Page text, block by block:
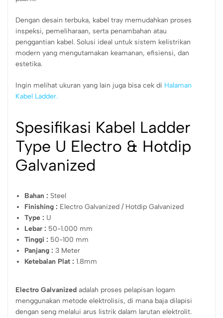
Dengan desain terbuka, kabel tray memudahkan proses
inspeksi, pemeliharaan, serta penambahan atau
penggantian kabel. Solusi ideal untuk sistem kelistrikan
modern yang mengutamakan keamanan, efisiensi, dan
estetika.
Ingin melihat ukuran yang lain juga bisa cek di Halaman
Kabel Ladder.
Spesifikasi Kabel Ladder
Type U Electro & Hotdip
Galvanized
Bahan : Steel
Finishing : Electro Galvanized / Hotdip Galvanized
Type : U
Lebar : 50-1.000 mm
Tinggi : 50-100 mm
Panjang : 3 Meter
Ketebalan Plat : 1.8mm
Electro Galvanized adalah proses pelapisan logam
menggunakan metode elektrolisis, di mana baja dilapisi
dengan seng melalui arus listrik dalam larutan elektrolit.